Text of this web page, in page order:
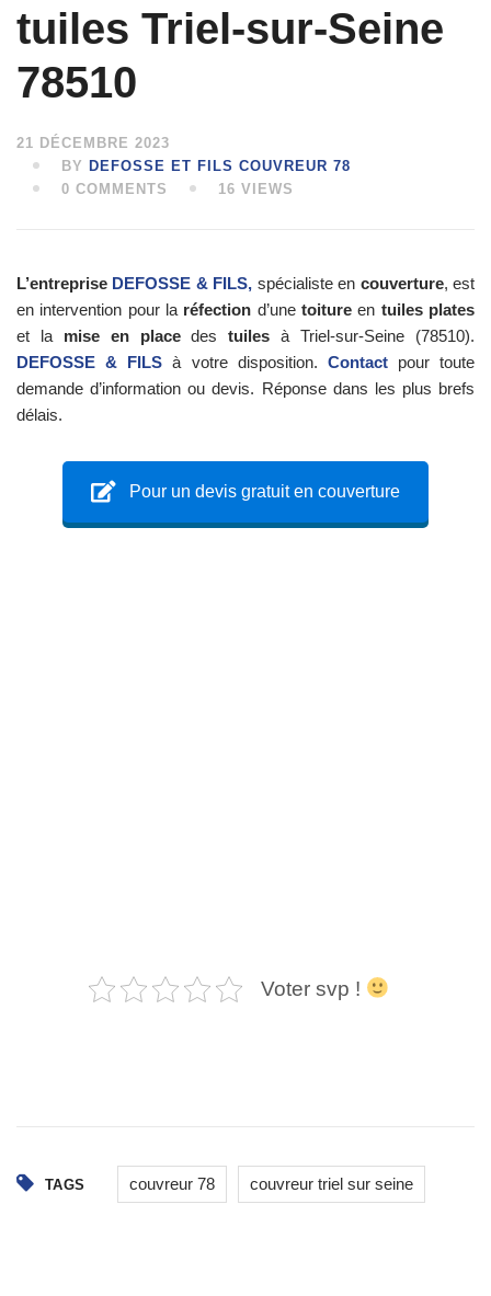
tuiles Triel-sur-Seine
78510
21 DÉCEMBRE 2023
BY DEFOSSE ET FILS COUVREUR 78
0 COMMENTS
16 VIEWS
L’entreprise DEFOSSE & FILS, spécialiste en couverture, est
en intervention pour la réfection d’unetoiture en tuiles plates
et la mise en placedestuiles à Triel-sur-Seine (78510).
DEFOSSE & FILS à votre disposition. Contactpour toute
demande d’information ou devis. Réponse dans les plus brefs
délais.
Pour un devis gratuit en couverture
Voter svp !
TAGS couvreur 78 couvreur triel sur seine